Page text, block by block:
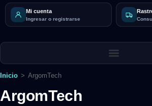
Mi cuenta
Ingresar o registrarse
Inicio > ArgomTech
ArgomTech